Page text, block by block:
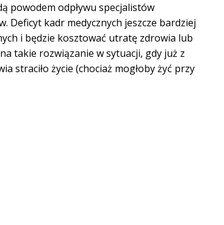
powodem odpływu specjalistów
kadr medycznych jeszcze bardziej
i będzie kosztować utratę zdrowia lub
takie rozwiązanie w sytuacji, gdy już z
straciło życie (chociaż mogłoby żyć przy